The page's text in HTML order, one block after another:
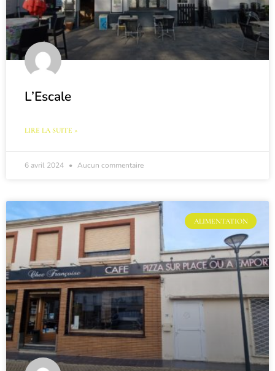
L’Escale
LIRE LA SUITE »
6 avril 2024 Aucun commentaire
ALIMENTATION